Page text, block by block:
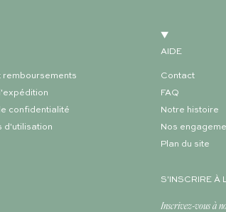
remboursements
confidentialité
d'utilisation
AIDE
Contact
FAQ
Notre histoire
Nos
Plan du site
S'INSCRIRE À
Inscrivez-vous à